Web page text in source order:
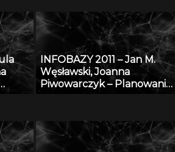
wiedzą i badaniami
naukowymi w IMP w Łodzi
INFOBAZY 2011 – Jan M.
Węsławski, Joanna
Piwowarczyk – Planowanie